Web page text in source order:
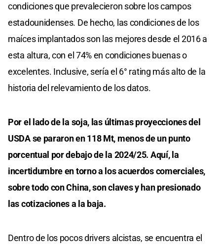
condiciones que prevalecieron sobre los campos
estadounidenses. De hecho, las condiciones de los
maíces implantados son las mejores desde el 2016 a
esta altura, con el 74% en condiciones buenas o
excelentes. Inclusive, sería el 6° rating más alto de la
historia del relevamiento de los datos.
Por el lado de la soja, las últimas proyecciones del
USDA se pararon en 118 Mt, menos de un punto
porcentual por debajo de la 2024/25. Aquí, la
incertidumbre en torno a los acuerdos comerciales,
sobre todo con China, son claves y han presionado
las cotizaciones a la baja.
Dentro de los pocos drivers alcistas, se encuentra el